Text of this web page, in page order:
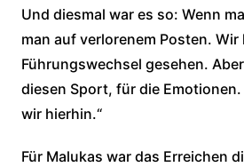
Und diesmal war es so: Wenn
man auf verlorenem Posten. Wir
Führungswechsel gesehen.
diesen Sport, für die
wir hierhin.“
Für Malukas war das Erreichen